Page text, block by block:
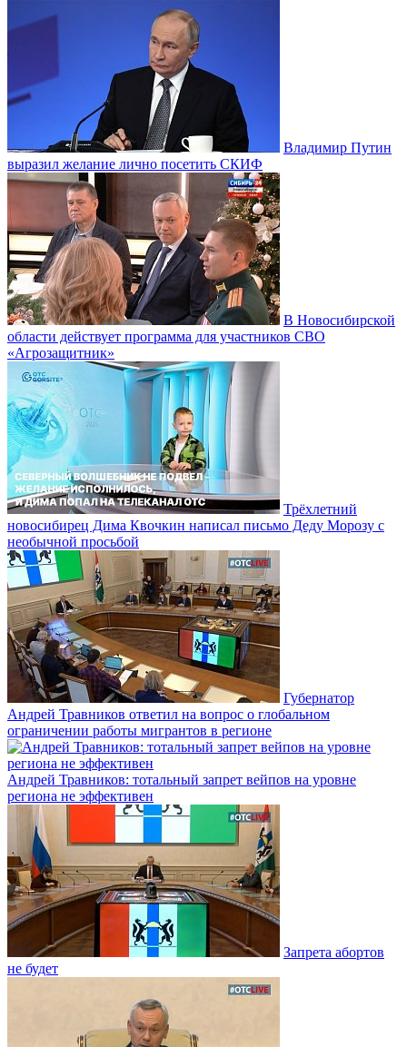
Владимир Путин
выразил желание лично посетить СКИФ
В Новосибирской
области действует программа для участников СВО
«Агрозащитник»
Трёхлетний
новосибирец Дима Квочкин написал письмо Деду Морозу с
необычной просьбой
Губернатор
Андрей Травников ответил на вопрос о глобальном
ограничении работы мигрантов в регионе
Андрей Травников: тотальный запрет вейпов на уровне
региона не эффективен
Запрета абортов
не будет